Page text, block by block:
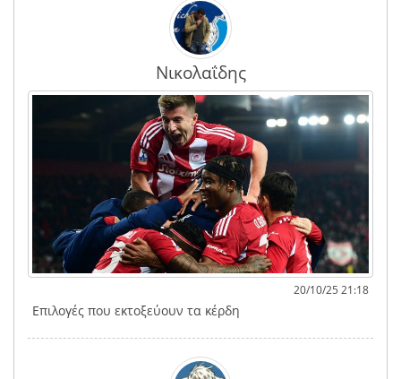
Νικολαΐδης
20/10/25 21:18
Επιλογές που εκτοξεύουν τα κέρδη